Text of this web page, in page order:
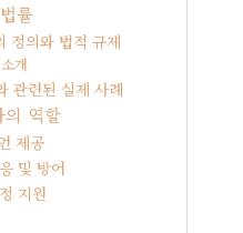
률
정의와 법적 규제
개
관련된 실제 사례
의 역할
제공
및 방어
지원